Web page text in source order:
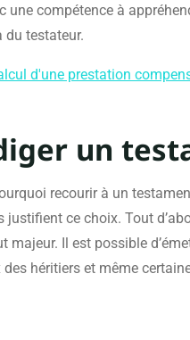
compétence à
du testateur.
d'une prestation
un
recourir à un
ce choix. Tout
majeur. Il est possible
héritiers et même